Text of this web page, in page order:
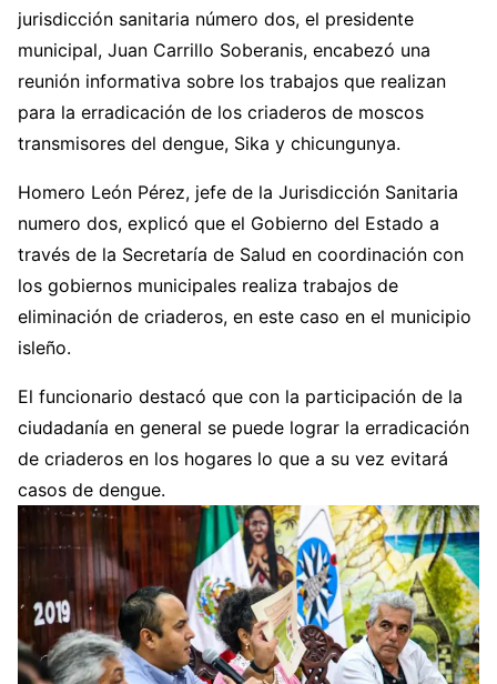
jurisdicción sanitaria número dos, el presidente
municipal, Juan Carrillo Soberanis, encabezó una
reunión informativa sobre los trabajos que realizan
para la erradicación de los criaderos de moscos
transmisores del dengue, Sika y chicungunya.
Homero León Pérez, jefe de la Jurisdicción Sanitaria
numero dos, explicó que el Gobierno del Estado a
través de la Secretaría de Salud en coordinación con
los gobiernos municipales realiza trabajos de
eliminación de criaderos, en este caso en el municipio
isleño.
El funcionario destacó que con la participación de la
ciudadanía en general se puede lograr la erradicación
de criaderos en los hogares lo que a su vez evitará
casos de dengue.